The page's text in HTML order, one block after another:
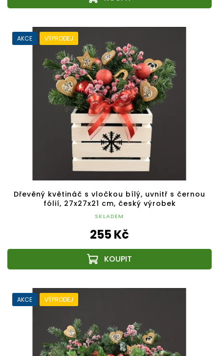
AKCE VÝPRODEJ
Dřevěný květináč s vločkou bílý, uvnitř s černou
fólií, 27x27x21 cm, český výrobek
SKLADEM
255 Kč
AKCE VÝPRODEJ